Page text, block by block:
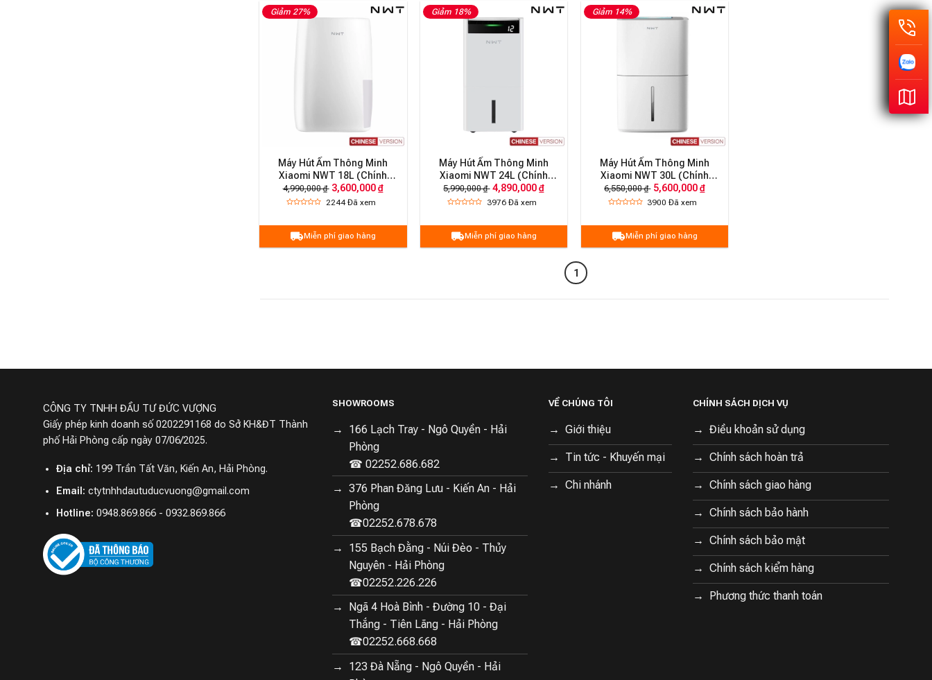
Giảm 27%
Máy Hút Ẩm Thông Minh
Xiaomi NWT 18L (Chính
hãng)
4,990,000 ₫ 3,600,000 ₫
2244Đã xem
Miễn phí giao hàng
Giảm 18%
Máy Hút Ẩm Thông Minh
Xiaomi NWT 24L (Chính
hãng)
5,990,000 ₫ 4,890,000 ₫
3976 Đã xem
Miễn phí giao hàng
Giảm 14%
Máy Hút Ẩm Thông Minh
Xiaomi NWT 30L (Chính
hãng)
6,550,000 ₫ 5,600,000 ₫
3900Đã xem
Miễn phí giao hàng
1
CÔNG TY TNHH ĐẦU TƯ ĐỨC VƯỢNG
Giấy phép kinh doanh số 0202291168 do Sở KH&ĐT Thành
phố Hải Phòng cấp ngày 07/06/2025.
Địa chỉ: 199 Trần Tất Văn, Kiến An, Hải Phòng.
Email: ctytnhhdautuducvuong@gmail.com
Hotline: 0948.869.866 - 0932.869.866
SHOWROOMS
166 Lạch Tray - Ngô Quyền - Hải
Phòng
☎ 02252.686.682
376 Phan Đăng Lưu - Kiến An - Hải
Phòng
☎02252.678.678
155 Bạch Đằng - Núi Đèo - Thủy
Nguyên - Hải Phòng
☎02252.226.226
Ngã 4 Hoà Bình - Đường 10 - Đại
Thắng - Tiên Lãng - Hải Phòng
☎02252.668.668
123 Đà Nẵng - Ngô Quyền - Hải
VỀ CHÚNG TÔI
Giới thiệu
Tin tức - Khuyến mại
Chi nhánh
CHÍNH SÁCH DỊCH VỤ
Điều khoản sử dụng
Chính sách hoàn trả
Chính sách giao hàng
Chính sách bảo hành
Chính sách bảo mật
Chính sách kiểm hàng
Phương thức thanh toán